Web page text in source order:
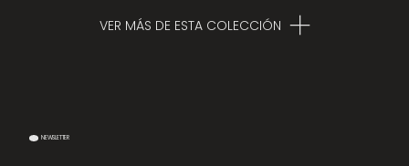
VER MÁS DE ESTA COLECCIÓN
NEWSLETTER